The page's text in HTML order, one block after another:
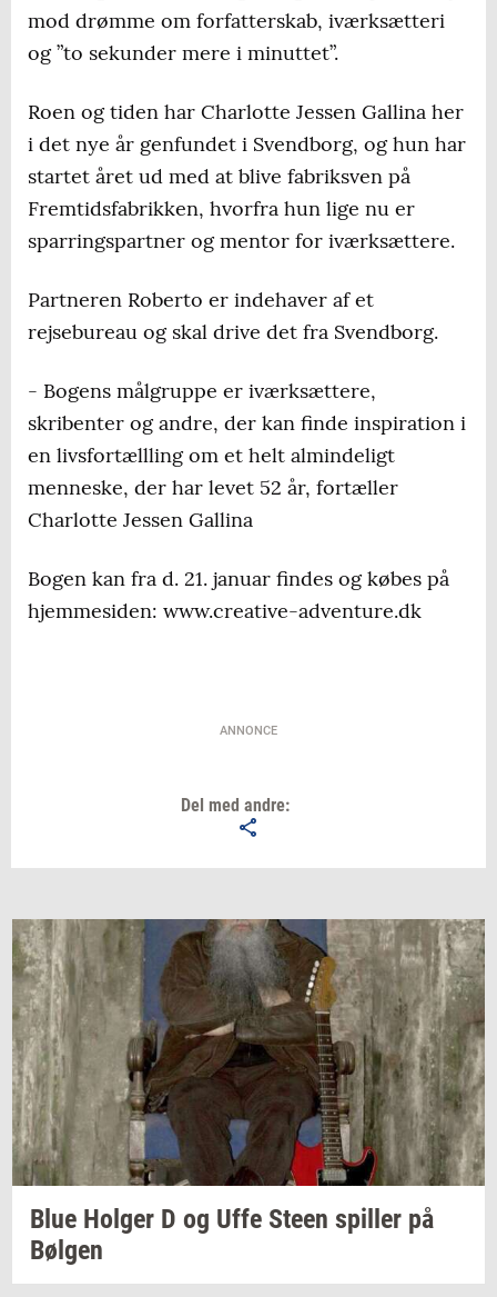
mod drømme om forfatterskab, iværksætteri
og ”to sekunder mere i minuttet”.
Roen og tiden har Charlotte Jessen Gallina her
i det nye år genfundet i Svendborg, og hun har
startet året ud med at blive fabriksven på
Fremtidsfabrikken, hvorfra hun lige nu er
sparringspartner og mentor for iværksættere.
Partneren Roberto er indehaver af et
rejsebureau og skal drive det fra Svendborg.
- Bogens målgruppe er iværksættere,
skribenter og andre, der kan finde inspiration i
en livsfortællling om et helt almindeligt
menneske, der har levet 52 år, fortæller
Charlotte Jessen Gallina
Bogen kan fra d. 21. januar findes og købes på
hjemmesiden: www.creative-adventure.dk
ANNONCE
Del med andre:
Blue Hol­ger D og Uffe Steen spil­ler på
Bøl­gen